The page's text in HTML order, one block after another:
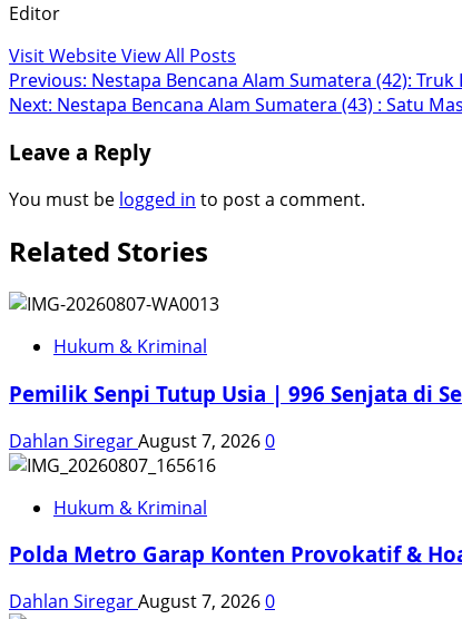
Editor
Visit WebsiteView All Posts
Post
navigation
Previous: Nestapa Bencana Alam Sumatera (42):
Next: Nestapa Bencana Alam Sumatera (43) : Satu
Leave a Reply
You must be logged in to post a comment.
Related Stories
Hukum & Kriminal
Pemilik Senpi Tutup Usia | 996 Senjata di
Dahlan SiregarAugust 7, 20260
Hukum & Kriminal
Polda Metro Garap Konten Provokatif &
Dahlan SiregarAugust 7, 20260